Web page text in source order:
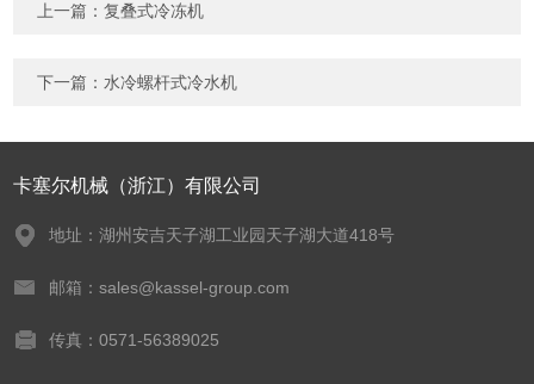
上一篇：复叠式冷冻机
下一篇： 水冷螺杆式冷水机
卡塞尔机械（浙江）有限公司
地址：湖州安吉天子湖工业园天子湖大道418号
邮箱：sales@kassel-group.com
传真：0571-56389025